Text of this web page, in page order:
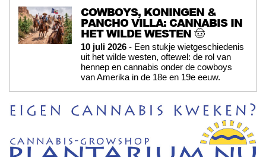
COWBOYS, KONINGEN &
PANCHO VILLA: CANNABIS IN
HET WILDE WESTEN 🤠
10 juli 2026 - Een stukje wietgeschiedenis
uit het wilde westen, oftewel: de rol van
hennep en cannabis onder de cowboys
van Amerika in de 18e en 19e eeuw.